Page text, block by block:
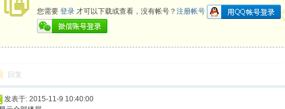
您需要登录 才可以下载或查看，没有帐号？注册帐号
回复
发表于: 2015-11-9 10:40:00